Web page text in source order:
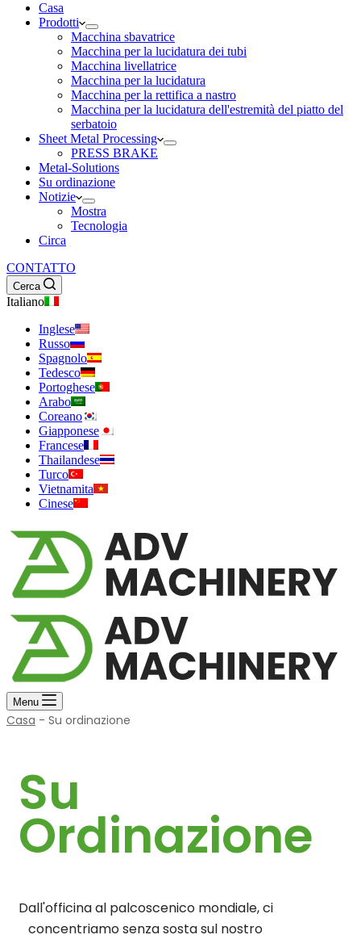
Casa
Prodotti
Macchina sbavatrice
Macchina per la lucidatura dei tubi
Macchina livellatrice
Macchina per la lucidatura
Macchina per la rettifica a nastro
Macchina per la lucidatura dell'estremità del piatto del
serbatoio
Sheet Metal Processing
PRESS BRAKE
Metal-Solutions
Su ordinazione
Notizie
Mostra
Tecnologia
Circa
CONTATTO
Cerca
Italiano
Inglese
Russo
Spagnolo
Tedesco
Portoghese
Arabo
Coreano
Giapponese
Francese
Thailandese
Turco
Vietnamita
Cinese
Menu
Casa - Su ordinazione
Su
Ordinazione
Dall'officina al palcoscenico mondiale, ci
concentriamo senza sosta sul nostro